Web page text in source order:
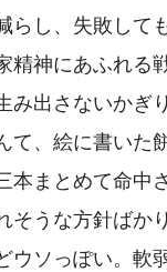
らし、失敗して
精神にあふれる
み出さないかぎ
て、絵に書いた
本まとめて命中
そうな方針ばか
ウソっぽい。軟